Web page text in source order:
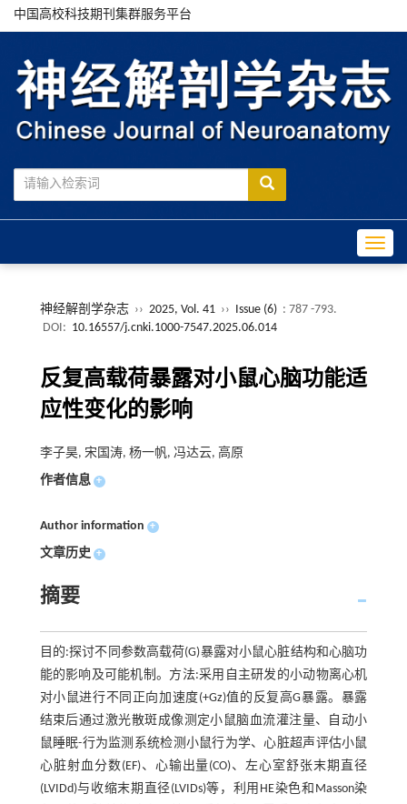
中国高校科技期刊集群服务平台
神经解剖学杂志 ›› 2025, Vol. 41 ›› Issue (6) : 787 -793.
DOI: 10.16557/j.cnki.1000-7547.2025.06.014
反复高载荷暴露对小鼠心脑功能适
应性变化的影响
李子昊, 宋国涛, 杨一帆, 冯达云, 高原
作者信息 +
Author information +
文章历史 +
摘要
目的:探讨不同参数高载荷(G)暴露对小鼠心脏结构和心脑功
能的影响及可能机制。方法:采用自主研发的小动物离心机
对小鼠进行不同正向加速度(+Gz)值的反复高G暴露。暴露
结束后通过激光散斑成像测定小鼠脑血流灌注量、自动小
鼠睡眠-行为监测系统检测小鼠行为学、心脏超声评估小鼠
心脏射血分数(EF)、心输出量(CO)、左心室舒张末期直径
(LVIDd)与收缩末期直径(LVIDs)等，利用HE染色和Masson染